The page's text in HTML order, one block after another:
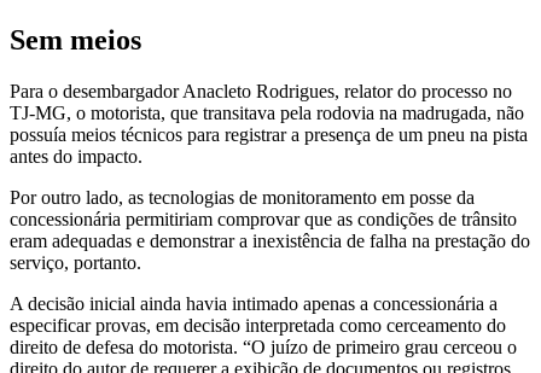
Sem meios
Para o desembargador Anacleto Rodrigues, relator do processo no
TJ-MG, o motorista, que transitava pela rodovia na madrugada, não
possuía meios técnicos para registrar a presença de um pneu na pista
antes do impacto.
Por outro lado, as tecnologias de monitoramento em posse da
concessionária permitiriam comprovar que as condições de trânsito
eram adequadas e demonstrar a inexistência de falha na prestação do
serviço, portanto.
A decisão inicial ainda havia intimado apenas a concessionária a
especificar provas, em decisão interpretada como cerceamento do
direito de defesa do motorista. “O juízo de primeiro grau cerceou o
direito do autor de requerer a exibição de documentos ou registros